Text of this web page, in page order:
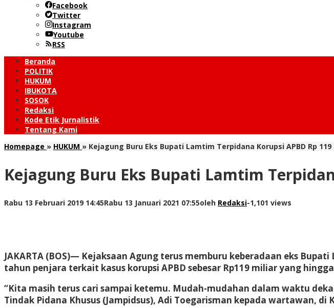
Facebook
Twitter
Instagram
Youtube
RSS
Beranda
POLITIK
HUKUM
IBUKOTA
SOSOK
Redaksi
Kode Etik Jurnalistik
Tentang Kami
Homepage » HUKUM » Kejagung Buru Eks Bupati Lamtim Terpidana Korupsi APBD Rp
Kejagung Buru Eks Bupati Lamtim
Rabu 13 Februari 2019 14:45Rabu 13 Januari 2021 07:55oleh Redaksi-1,101 views
JAKARTA (BOS)— Kejaksaan Agung terus memburu keberadaan eks
tahun penjara terkait kasus korupsi APBD sebesar Rp119 miliar yang
“Kita masih terus cari sampai ketemu. Mudah-mudahan dalam waktu
Tindak Pidana Khusus (Jampidsus), Adi Toegarisman kepada wartawan, di